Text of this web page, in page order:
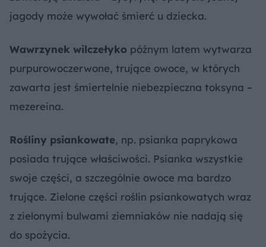
jagody może wywołać śmierć u dziecka.
Wawrzynek wilczełyko późnym latem wytwarza
purpurowoczerwone, trujące owoce, w których
zawarta jest śmiertelnie niebezpieczna toksyna –
mezereina.
Rośliny psiankowate, np. psianka paprykowa
posiada trujące właściwości. Psianka wszystkie
swoje części, a szczególnie owoce ma bardzo
trujące. Zielone części roślin psiankowatych wraz
z zielonymi bulwami ziemniaków nie nadają się
do spożycia.